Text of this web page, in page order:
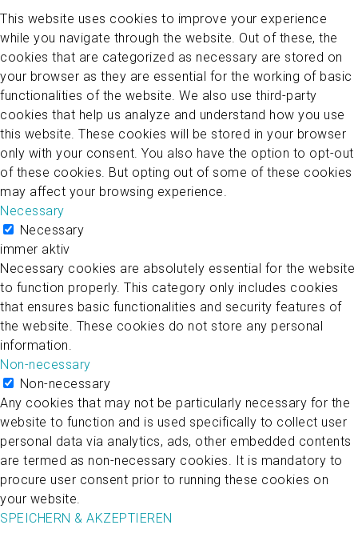
This website uses cookies to improve your experience
while you navigate through the website. Out of these, the
cookies that are categorized as necessary are stored on
your browser as they are essential for the working of basic
functionalities of the website. We also use third-party
cookies that help us analyze and understand how you use
this website. These cookies will be stored in your browser
only with your consent. You also have the option to opt-out
of these cookies. But opting out of some of these cookies
may affect your browsing experience.
Necessary
Necessary
immer aktiv
Necessary cookies are absolutely essential for the website
to function properly. This category only includes cookies
that ensures basic functionalities and security features of
the website. These cookies do not store any personal
information.
Non-necessary
Non-necessary
Any cookies that may not be particularly necessary for the
website to function and is used specifically to collect user
personal data via analytics, ads, other embedded contents
are termed as non-necessary cookies. It is mandatory to
procure user consent prior to running these cookies on
your website.
SPEICHERN & AKZEPTIEREN